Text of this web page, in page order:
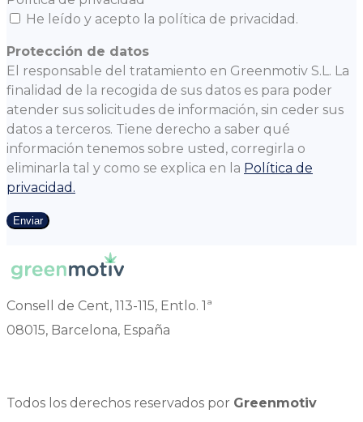
He leído y acepto la política de privacidad.
Protección de datos
El responsable del tratamiento en Greenmotiv S.L. La
finalidad de la recogida de sus datos es para poder
atender sus solicitudes de información, sin ceder sus
datos a terceros. Tiene derecho a saber qué
información tenemos sobre usted, corregirla o
eliminarla tal y como se explica en la Política de
privacidad.
Enviar
Consell de Cent, 113-115, Entlo. 1ª
08015, Barcelona, España
Todos los derechos reservados por Greenmotiv